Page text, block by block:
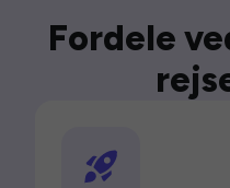
Fordele